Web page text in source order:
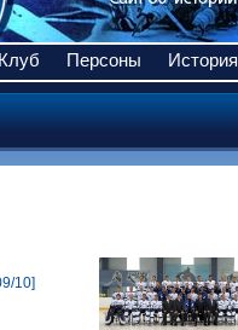
Клуб Персоны История
10]